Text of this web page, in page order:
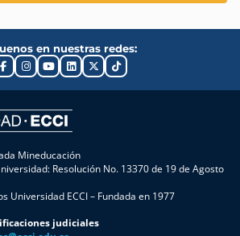
en nuestras redes:
Mineducación
Resolución No. 13370 de 19 de Agosto
Universidad ECCI – Fundada en 1977
judiciales